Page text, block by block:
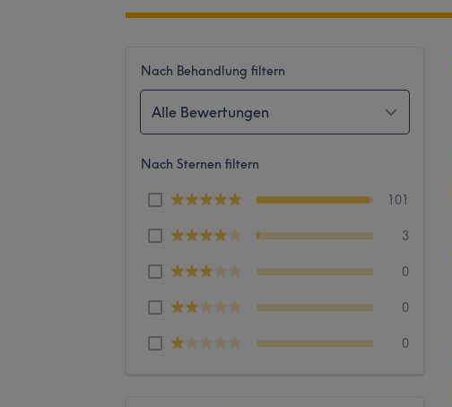
Nach Behandlung filtern
Alle Bewertungen
Nach Sternen filtern
101
3
0
0
0